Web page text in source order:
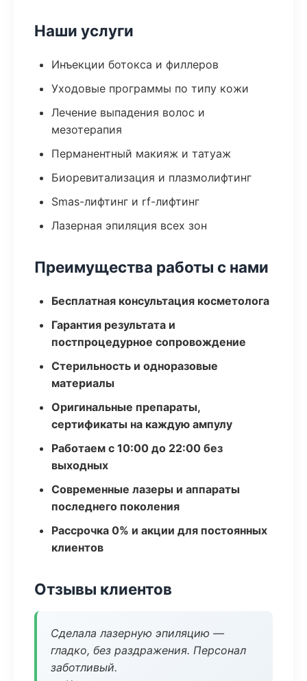
Наши услуги
Инъекции ботокса и филлеров
Уходовые программы по типу кожи
Лечение выпадения волос и
мезотерапия
Перманентный макияж и татуаж
Биоревитализация и плазмолифтинг
Smas-лифтинг и rf-лифтинг
Лазерная эпиляция всех зон
Преимущества работы с нами
Бесплатная консультация косметолога
Гарантия результата и
постпроцедурное сопровождение
Стерильность и одноразовые
материалы
Оригинальные препараты,
сертификаты на каждую ампулу
Работаем с 10:00 до 22:00 без
выходных
Современные лазеры и аппараты
последнего поколения
Рассрочка 0% и акции для постоянных
клиентов
Отзывы клиентов
Сделала лазерную эпиляцию —
гладко, без раздражения. Персонал
заботливый.